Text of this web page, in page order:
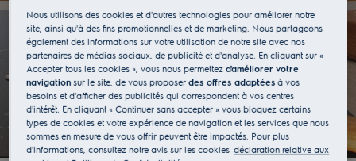
La plaque SaphirMatt® Electrolux
Voir les produits
Nous utilisons des cookies et d'autres technologies pour améliorer notre
site, ainsi qu'à des fins promotionnelles et de marketing. Nous partageons
également des informations sur votre utilisation de notre site avec nos
partenaires de médias sociaux, de publicité et d'analyse. En cliquant sur «
Accepter tous les cookies », vous nous permettezd'améliorer votre
navigation sur le site, de vous proposerdes offres adaptées à vos
besoins et d'afficher des publicités qui correspondent à vos centres
d'intérêt. En cliquant « Continuer sans accepter » vous bloquez certains
types de cookies et votre expérience de navigation et les services que nous
sommes en mesure de vous offrir peuvent être impactés. Pour plus
d'informations, consultez notre avis sur les cookies déclaration relative aux